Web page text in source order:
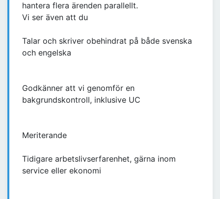
hantera flera ärenden parallellt.
Vi ser även att du
Talar och skriver obehindrat på både svenska
och engelska
Godkänner att vi genomför en
bakgrundskontroll, inklusive UC
Meriterande
Tidigare arbetslivserfarenhet, gärna inom
service eller ekonomi